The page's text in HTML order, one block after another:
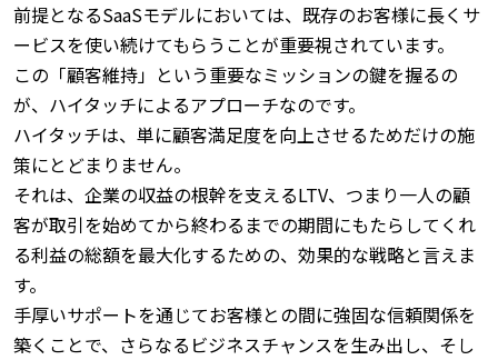
前提となるSaaSモデルにおいては、既存のお客様に長くサ
ービスを使い続けてもらうことが重要視されています。
この「顧客維持」という重要なミッションの鍵を握るの
が、ハイタッチによるアプローチなのです。
ハイタッチは、単に顧客満足度を向上させるためだけの施
策にとどまりません。
それは、企業の収益の根幹を支えるLTV、つまり一人の顧
客が取引を始めてから終わるまでの期間にもたらしてくれ
る利益の総額を最大化するための、効果的な戦略と言えま
す。
手厚いサポートを通じてお客様との間に強固な信頼関係を
築くことで、さらなるビジネスチャンスを生み出し、そし